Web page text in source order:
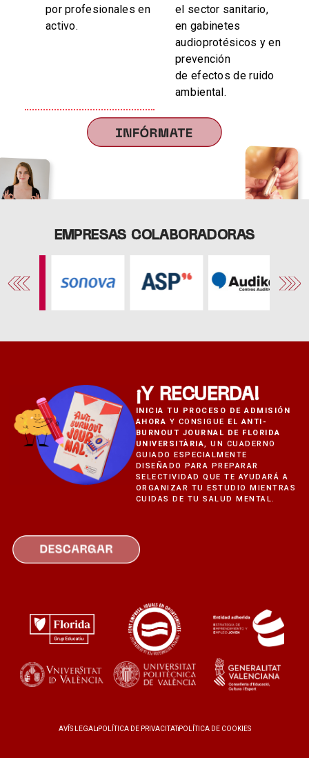
por profesionales en
activo.
el sector sanitario,
en gabinetes
audioprotésicos y en
prevención
de efectos de ruido
ambiental.
EMPRESAS COLABORADORAS
¡Y RECUERDA!
INICIA TU PROCESO DE ADMISIÓN
AHORA Y CONSIGUE EL ANTI-
BURNOUT JOURNAL DE FLORIDA
UNIVERSITÀRIA, UN CUADERNO
GUIADO ESPECIALMENTE
DISEÑADO PARA PREPARAR
SELECTIVIDAD QUE TE AYUDARÁ A
ORGANIZAR TU ESTUDIO MIENTRAS
CUIDAS DE TU SALUD MENTAL.
AVÍS LEGAL POLÍTICA DE PRIVACITATPOLÍTICA DE COOKIES